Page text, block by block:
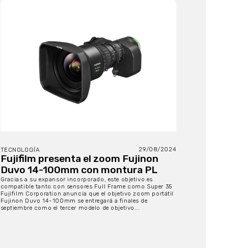
TECNOLOGÍA 29/08/2024
Fujifilm presenta el zoom Fujinon
Duvo 14-100mm con montura PL
Gracias a su expansor incorporado, este objetivo es
compatible tanto con sensores Full Frame como Super 35
Fujifilm Corporation anuncia que el objetivo zoom portátil
Fujinon Duvo 14-100mm se entregará a finales de
septiembre como el tercer modelo de objetivo...